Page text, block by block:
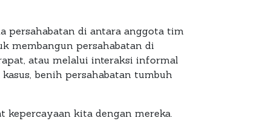
persahabatan di antara anggota tim
membangun persahabatan di
atau melalui interaksi informal
benih persahabatan tumbuh
kepercayaan kita dengan mereka.